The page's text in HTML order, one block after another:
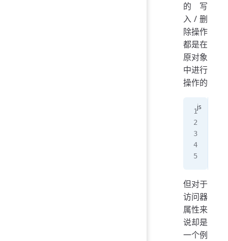
的写
入/删
除操作
都是在
原对象
中进行
操作的
但对于
访问器
属性来
说却是
一个例